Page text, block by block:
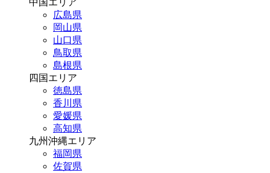
中国エリア
広島県
岡山県
山口県
鳥取県
島根県
四国エリア
徳島県
香川県
愛媛県
高知県
九州沖縄エリア
福岡県
佐賀県